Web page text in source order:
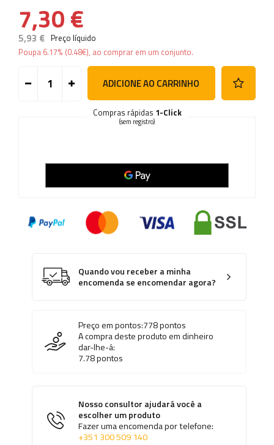
7,30 €
5,93 € Preço líquido
Poupa 6.17% (0.48€), ao comprar em um conjunto.
ADICIONE AO CARRINHO
Compras rápidas 1-Click
(sem registro)
Quando vou receber a minha
encomenda se encomendar agora?
Preço em pontos:778pontos
A compra deste produto em dinheiro
dar-lhe-á:
7.78pontos
Nosso consultor ajudará você a
escolher um produto
Fazer uma encomenda por telefone:
+351 300 509 140